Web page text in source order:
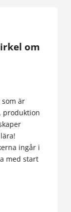
om
är
produktion
ingår i
med start